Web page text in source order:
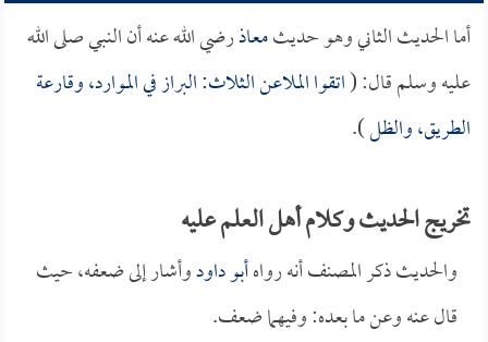
أما الحديث الثاني وهو حديثمعاذرضي الله عنه أن النبي صلى الله
عليه وسلم قال: (اتقوا الملاعن الثلاث: البراز في الموارد، وقارعة
الطريق، والظل).
تخريج الحديث وكلام أهل العلم عليه
والحديث ذكر المصنف أنه رواهأبو داودوأشار إلى ضعفه، حيث
قال عنه وعن ما بعده: وفيهما ضعف.